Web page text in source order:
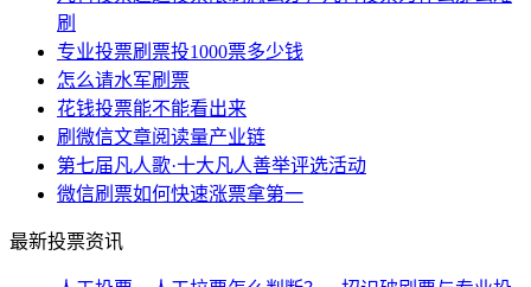
刷
专业投票刷票投1000票多少钱
怎么请水军刷票
花钱投票能不能看出来
刷微信文章阅读量产业链
第七届凡人歌·十大凡人善举评选活动
微信刷票如何快速涨票拿第一
最新投票资讯